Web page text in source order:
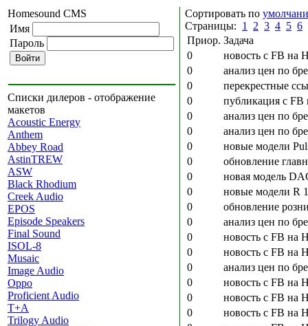
Homesound CMS
Имя
Пароль
Списки дилеров - отображение
макетов
Acoustic Energy
Anthem
Abbey Road
AstinTREW
ASW
Black Rhodium
Creek Audio
EPOS
Episode Speakers
Final Sound
ISOL-8
Musaic
Image Audio
Oppo
Proficient Audio
T+A
Trilogy Audio
Сортировать по
Страницы: 1 2 3 4 5 6
Приор. Задача
0
новость с FB на
0
анализ цен по
0
перекрестные
0
публикация с FB
0
анализ цен по
0
анализ цен по
0
новые модели
0
обновление
0
новая модель
0
новые модели R
0
обновление
0
анализ цен по
0
новость с FB на
0
новость с FB на
0
анализ цен по
0
новость с FB на
0
новость с FB на
0
новость с FB на